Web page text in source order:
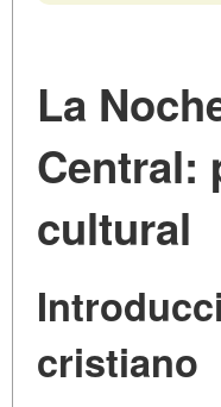
La
Central:
cultural
cristiano